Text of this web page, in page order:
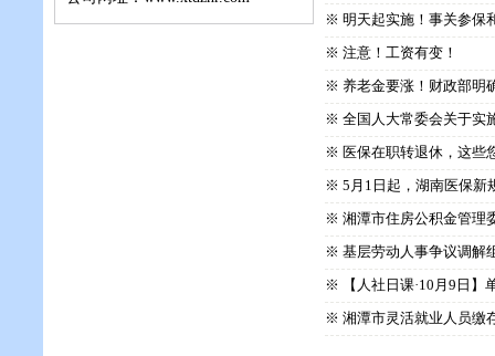
※ 明天起实施！事关参保
※ 注意！工资有变！
※ 养老金要涨！财政部明
※ 全国人大常委会关于实
※ 医保在职转退休，这些
※ 5月1日起，湖南医保新
※ ​湘潭市住房公积金管理
※ 基层劳动人事争议调解
※ 【人社日课·10月9日】
※ 湘潭市灵活就业人员缴